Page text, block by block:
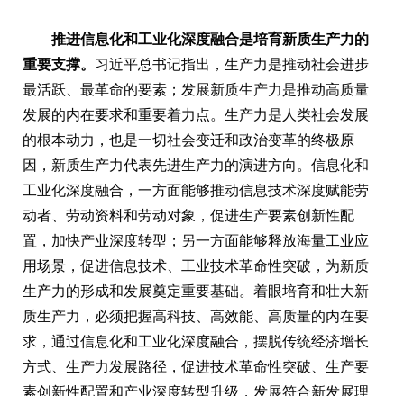
推进信息化和工业化深度融合是培育新质生产力的
重要支撑。 习近平总书记指出，生产力是推动社会进步
最活跃、最革命的要素；发展新质生产力是推动高质量
发展的内在要求和重要着力点。生产力是人类社会发展
的根本动力，也是一切社会变迁和政治变革的终极原
因，新质生产力代表先进生产力的演进方向。信息化和
工业化深度融合，一方面能够推动信息技术深度赋能劳
动者、劳动资料和劳动对象，促进生产要素创新性配
置，加快产业深度转型；另一方面能够释放海量工业应
用场景，促进信息技术、工业技术革命性突破，为新质
生产力的形成和发展奠定重要基础。着眼培育和壮大新
质生产力，必须把握高科技、高效能、高质量的内在要
求，通过信息化和工业化深度融合，摆脱传统经济增长
方式、生产力发展路径，促进技术革命性突破、生产要
素创新性配置和产业深度转型升级，发展符合新发展理